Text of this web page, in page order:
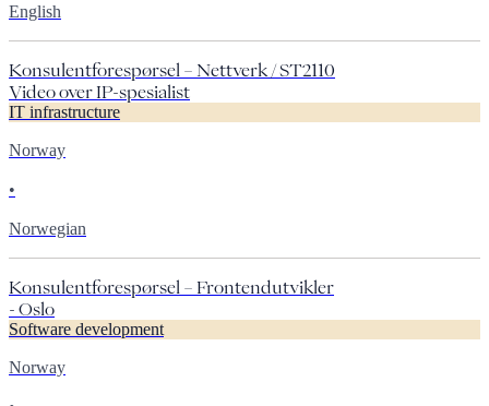
English
Konsulentforespørsel – Nettverk / ST2110
Video over IP-spesialist
IT infrastructure
Norway
•
Norwegian
Konsulentforespørsel – Frontendutvikler
- Oslo
Software development
Norway